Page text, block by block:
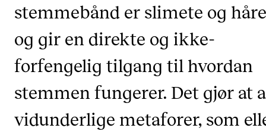
STUDENTLIV
Søknad og opptak
Fagmiljøer
Salane våre
stemmebånd er slimete og
og gir en direkte og ikke-
forfengelig tilgang til hvordan
stemmen fungerer. Det gjør at
vidunderlige metaforer, som